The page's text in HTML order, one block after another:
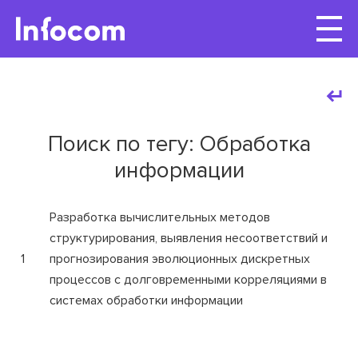
Поиск по тегу: Обработка
информации
1
Разработка вычислительных методов
структурирования, выявления несоответствий и
прогнозирования эволюционных дискретных
процессов с долговременными корреляциями в
системах обработки информации